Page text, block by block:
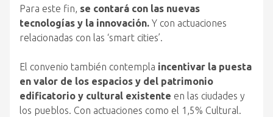
Para este fin, se contará con las nuevas
tecnologías y la innovación. Y con actuaciones
relacionadas con las ‘smart cities’.
El convenio también contempla incentivar la puesta
en valor de los espacios y del patrimonio
edificatorio y cultural existente en las ciudades y
los pueblos. Con actuaciones como el 1,5% Cultural.